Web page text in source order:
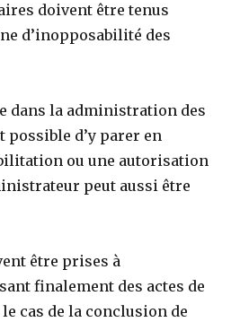
doivent être tenus
d’inopposabilité des
dans la administration des
d’y parer en
ou une autorisation
peut aussi être
être prises à
finalement des actes de
cas de la conclusion de